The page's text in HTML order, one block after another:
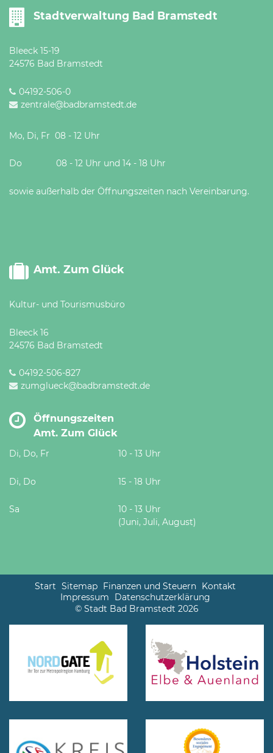
Stadtverwaltung Bad Bramstedt
Bleeck 15-19
24576 Bad Bramstedt
04192-506-0
zentrale@badbramstedt.de
Mo, Di, Fr 08 - 12 Uhr
Do 08 - 12 Uhr und 14 - 18 Uhr
sowie außerhalb der Öffnungszeiten nach Vereinbarung.
Amt. Zum Glück
Kultur- und Tourismusbüro
Bleeck 16
24576 Bad Bramstedt
04192-506-827
zumglueck@badbramstedt.de
Öffnungszeiten
Amt. Zum Glück
Di, Do, Fr 10 - 13 Uhr
Di, Do 15 - 18 Uhr
Sa
10 - 13 Uhr
(Juni, Juli, August)
Start Sitemap Finanzen und Steuern Kontakt
Impressum
Datenschutzerklärung
© Stadt Bad Bramstedt 2026